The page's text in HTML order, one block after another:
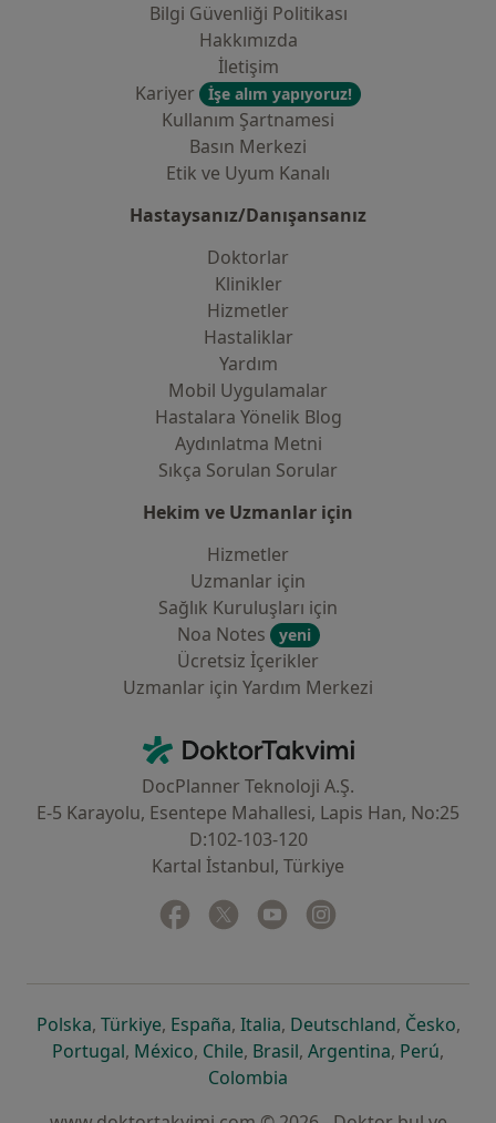
Bilgi Güvenliği Politikası
Hakkımızda
İletişim
Kariyer
İşe alım yapıyoruz!
Kullanım Şartnamesi
Basın Merkezi
Etik ve Uyum Kanalı
Hastaysanız/Danışansanız
Doktorlar
Klinikler
Hizmetler
Hastaliklar
Yardım
Mobil Uygulamalar
Hastalara Yönelik Blog
Aydınlatma Metni
Sıkça Sorulan Sorular
Hekim ve Uzmanlar için
Hizmetler
Uzmanlar için
Sağlık Kuruluşları için
Noa Notes
yeni
Ücretsiz İçerikler
Uzmanlar için Yardım Merkezi
DoktorTakvimi - Ana Sayfa
DocPlanner Teknoloji A.Ş.
E-5 Karayolu, Esentepe Mahallesi, Lapis Han, No:25
D:102-103-120
Kartal İstanbul, Türkiye
Facebook
yeni bir sekmede açılır
Twitter
yeni bir sekmede açılır
Youtube
yeni bir sekmede açılır
Polskayeni bir sekmede açılır
, Türkiyeyeni bir sekmede açılır
, Españayeni bir sekmede açılır
, Italiayeni bir sekmede açılır
, Deutschlandyeni bir
, Českoyeni
,
Portugalyeni bir sekmede açılır
, Méxicoyeni bir sekmede açılır
, Chileyeni bir sekmede açılır
, Brasilyeni bir sekmede açılır
, Argentinayeni bir
, Perúyeni
,
Colombia